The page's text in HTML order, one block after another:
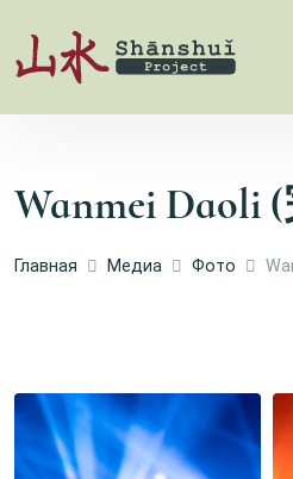
Wanmei Daoli
Главная Медиа Фото